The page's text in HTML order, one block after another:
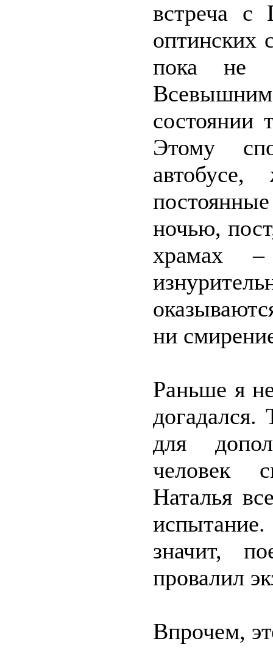
встреча с
оптинских
пока не
состоянии
Этому
автобусе,
ночью,
храмах –
ни
Раньше я
для
человек
Наталья
значит,
провалил
Впрочем,